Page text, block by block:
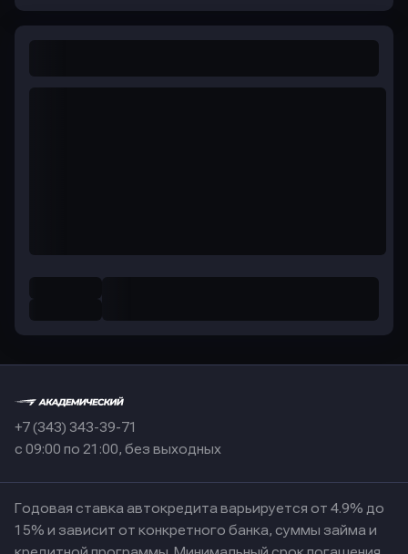
+7 (343) 343-39-71
с 09:00 по 21:00, без выходных
Годовая ставка автокредита варьируется от 4.9% до
15% и зависит от конкретного банка, суммы займа и